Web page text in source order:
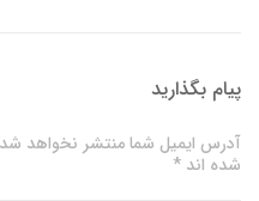
پیام بگذارید
آدرس ایمیل شما منتشر نخواهد
شده اند *